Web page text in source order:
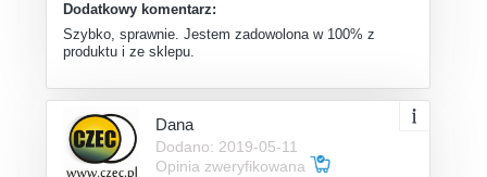
Dodatkowy komentarz:
Szybko, sprawnie. Jestem zadowolona w 100% z
produktu i ze sklepu.
Dana
Dodano: 2019-05-11
Opinia zweryfikowana